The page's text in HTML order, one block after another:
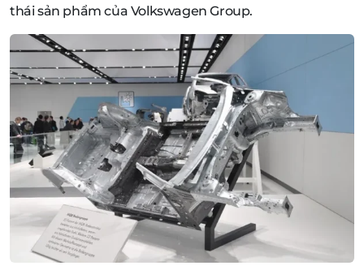
thái sản phẩm của Volkswagen Group.